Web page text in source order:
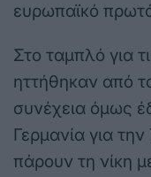
ευρωπαϊκό
Στο ταμπλό για
ηττήθηκαν από
συνέχεια όμως
Γερμανία για
πάρουν τη νίκη